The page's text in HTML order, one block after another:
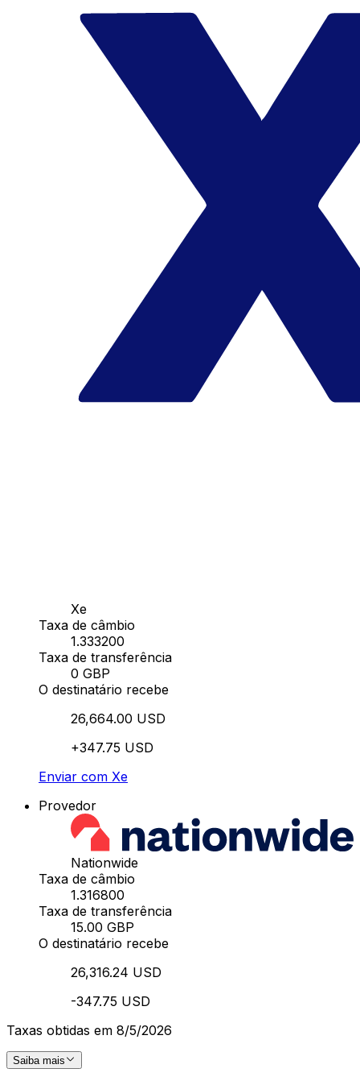
Xe
Taxa de câmbio
1.333200
Taxa de transferência
0 GBP
O destinatário recebe
26,664.00 USD
+347.75 USD
Enviar com Xe
Provedor
Nationwide
Taxa de câmbio
1.316800
Taxa de transferência
15.00 GBP
O destinatário recebe
26,316.24 USD
-347.75 USD
Taxas obtidas em 8/5/2026
Saiba mais